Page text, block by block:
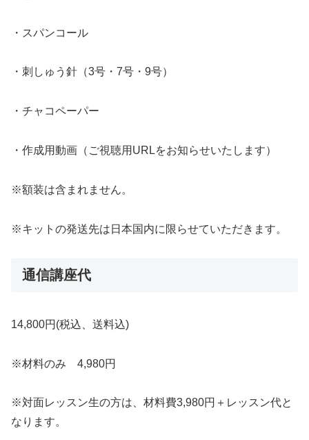
・スパンコール
・刺しゅう針（3号・7号・9号）
・チャコペーパー
・作成用動画（ご視聴用URLをお知らせいたします）
※額装は含まれません。
※キットの発送先は日本国内に限らせていただきます。
通信講座代
14,800円(税込、送料込)
※材料のみ 4,980円
※対面レッスン生の方は、材料費3,980円＋レッスン代と
なります。